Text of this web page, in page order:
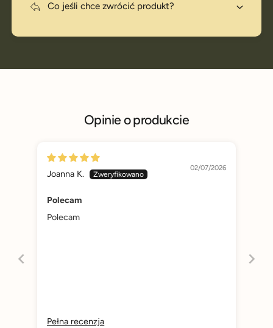
Co jeśli chce zwrócić produkt?
Opinie o produkcie
02/07/2026
Joanna K.
Polecam
Polecam
Pełna recenzja